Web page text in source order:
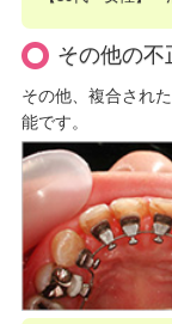
その他の不
その他、複合され
能です。